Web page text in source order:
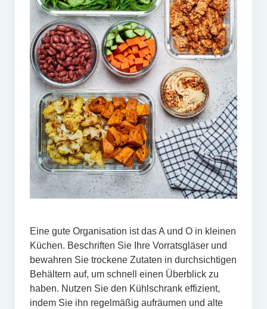
Eine gute Organisation ist das A und O in kleinen
Küchen. Beschriften Sie Ihre Vorratsgläser und
bewahren Sie trockene Zutaten in durchsichtigen
Behältern auf, um schnell einen Überblick zu
haben. Nutzen Sie den Kühlschrank effizient,
indem Sie ihn regelmäßig aufräumen und alte